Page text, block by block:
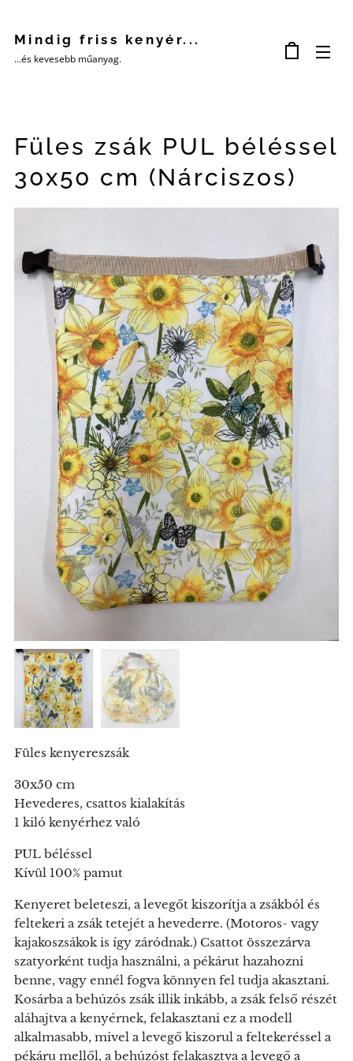
Mindig friss kenyér...
...és kevesebb műanyag.
Füles zsák PUL béléssel
30x50 cm (Nárciszos)
Füles kenyereszsák
30x50 cm
Hevederes, csattos kialakítás
1 kiló kenyérhez való
PUL béléssel
Kívül 100% pamut
Kenyeret beleteszi, a levegőt kiszorítja a zsákból és
feltekeri a zsák tetejét a hevederre. (Motoros- vagy
kajakoszsákok is így záródnak.) Csattot összezárva
szatyorként tudja használni, a pékárut hazahozni
benne, vagy ennél fogva könnyen fel tudja akasztani.
Kosárba a behúzós zsák illik inkább, a zsák felső részét
aláhajtva a kenyérnek, felakasztani ez a modell
alkalmasabb, mivel a levegő kiszorul a feltekeréssel a
pékáru mellől, a behúzóst felakasztva a levegő a